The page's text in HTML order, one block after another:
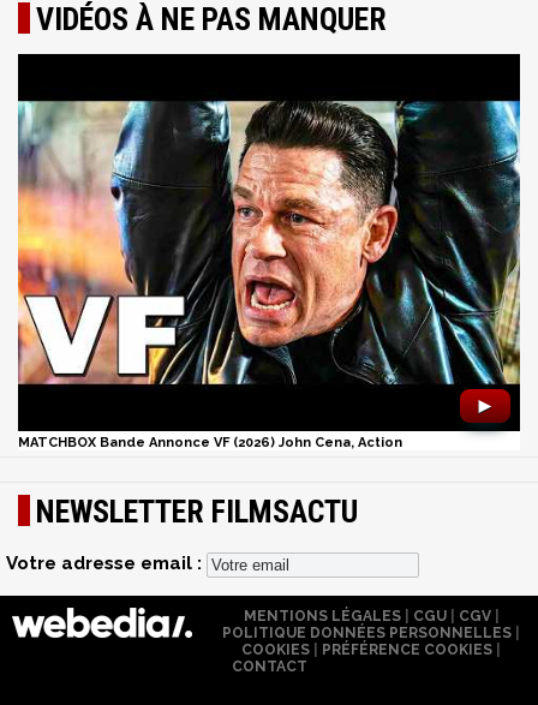
VIDÉOS À NE PAS MANQUER
►
MATCHBOX Bande Annonce VF (2026) John Cena, Action
NEWSLETTER FILMSACTU
Votre adresse email :
MENTIONS LÉGALES| CGU| CGV|
POLITIQUE DONNÉES PERSONNELLES
COOKIES
PRÉFÉRENCE COOKIES
CONTACT